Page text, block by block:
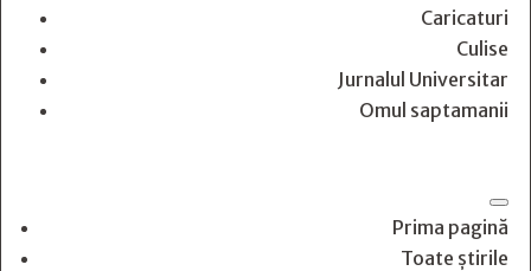
Caricaturi
Culise
Jurnalul Universitar
Omul saptamanii
Prima pagină
Toate știrile